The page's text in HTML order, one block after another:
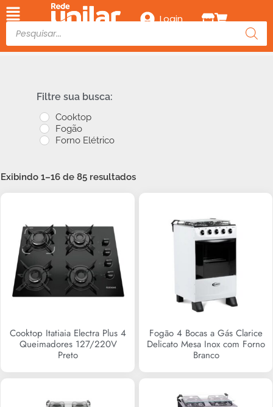
Login
Filtre sua busca:
Cooktop
Fogão
Forno Elétrico
Exibindo 1–16 de 85 resultados
Cooktop Itatiaia Electra Plus 4
Queimadores 127/220V
Preto
Fogão 4 Bocas a Gás Clarice
Delicato Mesa Inox com Forno
Branco